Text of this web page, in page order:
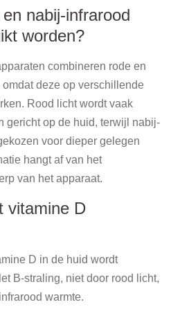
nabij-infrarood
worden?
combineren rode en
deze op verschillende
Rood licht wordt vaak
gericht op de huid, terwijl nabij-
voor dieper gelegen
hangt af van het
van het apparaat.
vitamine D
D in de huid wordt
B-straling, niet door rood licht,
warmte.